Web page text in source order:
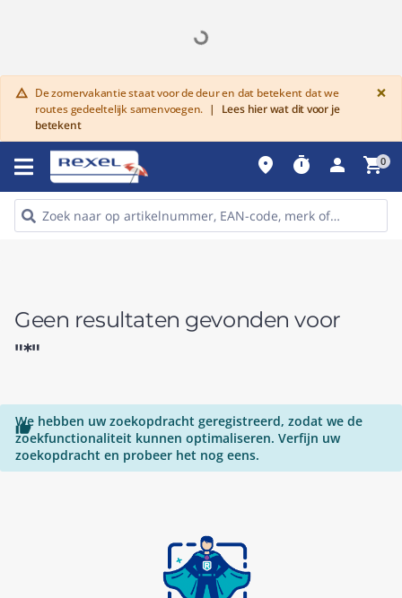
warning De zomervakantie staat voor de deur en dat betekent dat we
routes gedeeltelijk samenvoegen. |
Lees hier wat dit voor je
betekent
×
place timer person shopping_cart0
Geen resultaten gevonden voor
"*"

We hebben uw zoekopdracht geregistreerd, zodat we de
zoekfunctionaliteit kunnen optimaliseren. Verfijn uw
zoekopdracht en probeer het nog eens.